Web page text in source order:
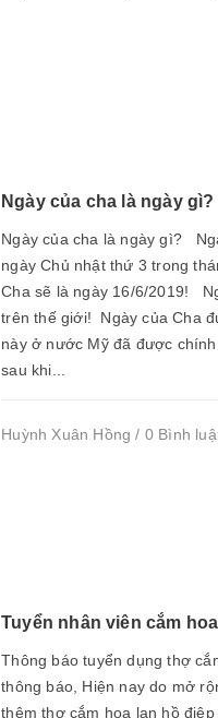
Ngày của cha là ngày gì?
Ngày của cha là ngày gì?
ngày Chủ nhật thứ 3 trong
Cha sẽ là ngày 16/6/2019!
trên thế giới! Ngày của Cha
này ở nước Mỹ đã được
sau khi...
Huỳnh Xuân Hồng / 0 Bình
Tuyển nhân viên cắm
Thông báo tuyển dụng thợ
thông báo, Hiện nay do mở
thêm thợ cắm hoa lan hồ